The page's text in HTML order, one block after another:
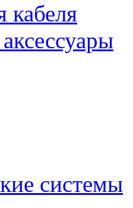
кабеля
системы